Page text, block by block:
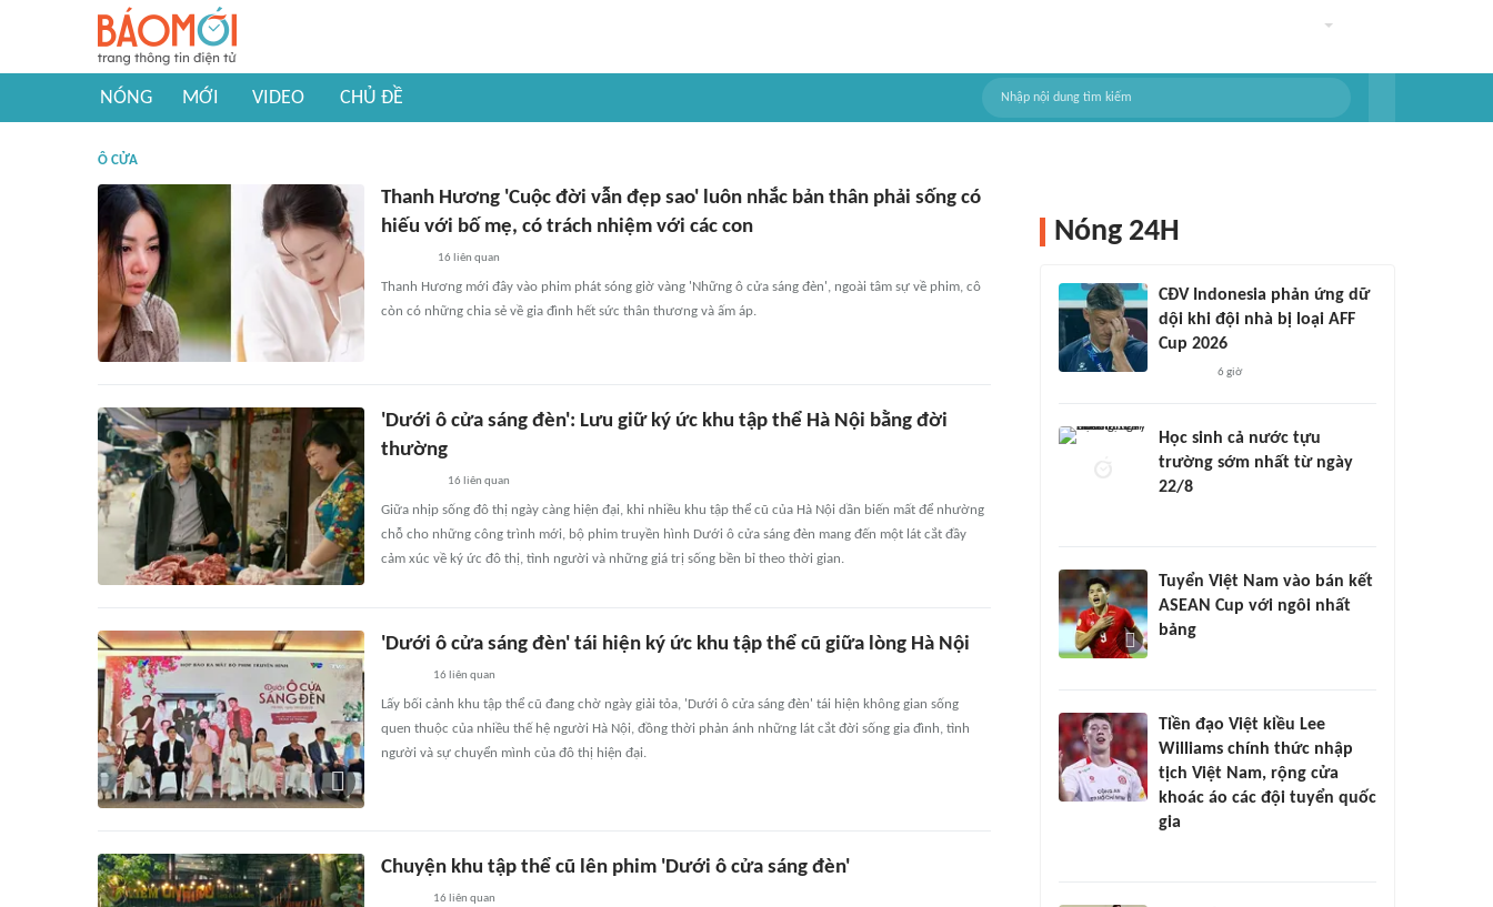
NÓNG MỚI VIDEO CHỦ ĐỀ
Ô CỬA
Thanh Hương 'Cuộc đời vẫn đẹp sao' luôn nhắc bản thân phải sống có
hiếu với bố mẹ, có trách nhiệm với các con
16 liên quan
Thanh Hương mới đây vào phim phát sóng giờ vàng 'Những ô cửa sáng đèn', ngoài tâm sự về phim, cô
còn có những chia sẻ về gia đình hết sức thân thương và ấm áp.
'Dưới ô cửa sáng đèn': Lưu giữ ký ức khu tập thể Hà Nội bằng đời
thường
16 liên quan
Giữa nhịp sống đô thị ngày càng hiện đại, khi nhiều khu tập thể cũ của Hà Nội dần biến mất để nhường
chỗ cho những công trình mới, bộ phim truyền hình Dưới ô cửa sáng đèn mang đến một lát cắt đầy
cảm xúc về ký ức đô thị, tình người và những giá trị sống bền bỉ theo thời gian.
'Dưới ô cửa sáng đèn' tái hiện ký ức khu tập thể cũ giữa lòng Hà Nội
16 liên quan
Lấy bối cảnh khu tập thể cũ đang chờ ngày giải tỏa, 'Dưới ô cửa sáng đèn' tái hiện không gian sống
quen thuộc của nhiều thế hệ người Hà Nội, đồng thời phản ánh những lát cắt đời sống gia đình, tình
người và sự chuyển mình của đô thị hiện đại.
Chuyện khu tập thể cũ lên phim 'Dưới ô cửa sáng đèn'
16 liên quan
Nóng 24H
CĐV Indonesia phản ứng dữ
dội khi đội nhà bị loại AFF
Cup 2026
6 giờ
Học sinh cả nước tựu
trường sớm nhất từ ngày
22/8
Tuyển Việt Nam vào bán kết
ASEAN Cup với ngôi nhất
bảng
Tiền đạo Việt kiều Lee
Williams chính thức nhập
tịch Việt Nam, rộng cửa
khoác áo các đội tuyển quốc
gia